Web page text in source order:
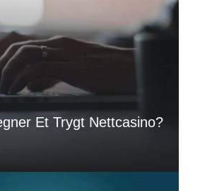
Et Trygt Nettcasino?